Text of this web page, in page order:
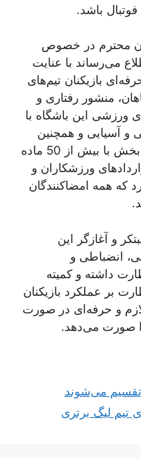
باشد.
محترم در خصوص
می‌رساند با عنایت
بازیکنان تیم‌های
منشور رفتاری و
ورزشی این باشگاه با
و آسیایی و همچنین
تکیه بر قوانین بین‌المللی، در 4 بخش با بیش از 50 ماده
ورزشکاران و
که همه امضاکنندگان
و آغازگر این
انضباطی و
داشته و کمیته
بر عملکرد بازیکنان
و حرفه‌ای در صورت
صورت می‌دهد.
تقسیم می‌شوند
تیم لیگ برتری